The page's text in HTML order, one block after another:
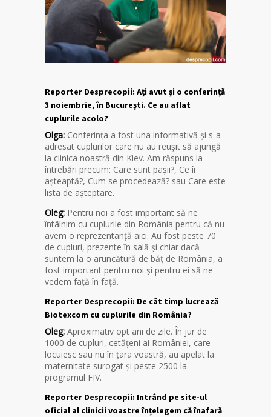
Reporter Desprecopii: Ați avut și o conferință
3 noiembrie, în București. Ce au aflat
cuplurile acolo?
Olga: Conferința a fost una informativă și s-a
adresat cuplurilor care nu au reușit să ajungă
la clinica noastră din Kiev. Am răspuns la
întrebări precum: Care sunt pașii?, Ce îi
așteaptă?, Cum se procedează? sau Care este
lista de așteptare.
Oleg: Pentru noi a fost important să ne
întâlnim cu cuplurile din România pentru că nu
avem o reprezentanță aici. Au fost peste 70
de cupluri, prezente în sală și chiar dacă
suntem la o aruncătură de băț de România, a
fost important pentru noi și pentru ei să ne
vedem față în față.
Reporter Desprecopii: De cât timp lucrează
Biotexcom cu cuplurile din România?
Oleg: Aproximativ opt ani de zile. În jur de
1000 de cupluri, cetățeni ai României, care
locuiesc sau nu în țara voastră, au apelat la
maternitate surogat și peste 2500 la
programul FIV.
Reporter Desprecopii: Intrând pe site-ul
oficial al clinicii voastre înțelegem că înafară